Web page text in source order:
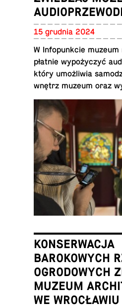
15 grudnia 2024
W In­fo­punk­cie
płat­nie wy­po­ży­czyć
który umoż­li­wia
wnętrz muzeum oraz
KONSERWACJA
BAROKOWYCH
OGRODOWYCH
MUZEUM
WE WROCŁAWIU